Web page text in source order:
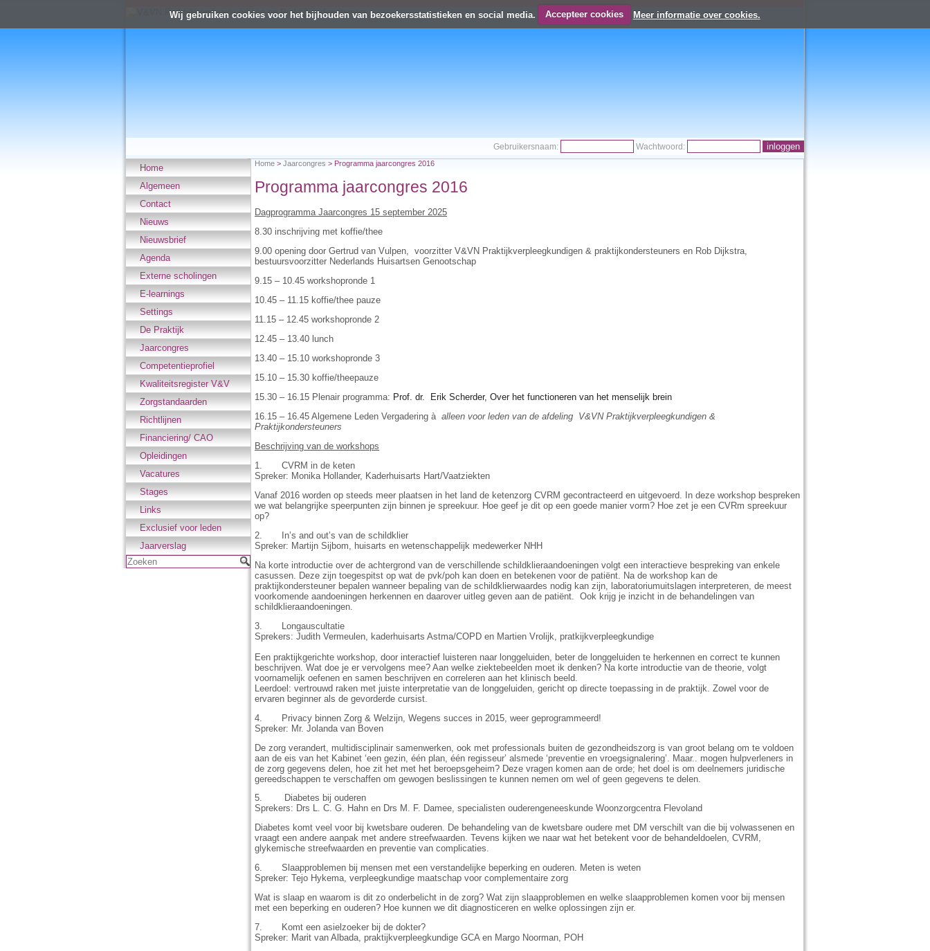
Wij gebruiken cookies voor het bijhouden van bezoekersstatistieken en social media. Accepteer cookies Meer informatie over cookies.
Gebruikersnaam: Wachtwoord:
Home
Algemeen
Contact
Nieuws
Nieuwsbrief
Agenda
Externe scholingen
E-learnings
Settings
De Praktijk
Jaarcongres
Competentieprofiel
Kwaliteitsregister V&V
Zorgstandaarden
Richtlijnen
Financiering/ CAO
Opleidingen
Vacatures
Stages
Links
Exclusief voor leden
Jaarverslag
Zoeken
Home > Jaarcongres > Programma jaarcongres 2016
Programma jaarcongres 2016
Dagprogramma Jaarcongres 15 september 2025
8.30 inschrijving met koffie/thee
9.00 opening door Gertrud van Vulpen, voorzitter V&VN Praktijkverpleegkundigen & praktijkondersteuners en Rob Dijkstra,
bestuursvoorzitter Nederlands Huisartsen Genootschap
9.15 – 10.45 workshopronde 1
10.45 – 11.15 koffie/thee pauze
11.15 – 12.45 workshopronde 2
12.45 – 13.40 lunch
13.40 – 15.10 workshopronde 3
15.10 – 15.30 koffie/theepauze
15.30 – 16.15 Plenair programma: Prof. dr. Erik Scherder, Over het functioneren van het menselijk brein
16.15 – 16.45 Algemene Leden Vergadering à alleen voor leden van de afdeling V&VN Praktijkverpleegkundigen &
Praktijkondersteuners
Beschrijving van de workshops
1. CVRM in de keten
Spreker: Monika Hollander, Kaderhuisarts Hart/Vaatziekten
Vanaf 2016 worden op steeds meer plaatsen in het land de ketenzorg CVRM gecontracteerd en uitgevoerd. In deze workshop bespreken
we wat belangrijke speerpunten zijn binnen je spreekuur. Hoe geef je dit op een goede manier vorm? Hoe zet je een CVRm spreekuur
op?
2. In’s and out’s van de schildklier
Spreker: Martijn Sijbom, huisarts en wetenschappelijk medewerker NHH
Na korte introductie over de achtergrond van de verschillende schildklieraandoeningen volgt een interactieve bespreking van enkele
casussen. Deze zijn toegespitst op wat de pvk/poh kan doen en betekenen voor de patiënt. Na de workshop kan de
praktijkondersteuner bepalen wanneer bepaling van de schildklierwaardes nodig kan zijn, laboratoriumuitslagen interpreteren, de meest
voorkomende aandoeningen herkennen en daarover uitleg geven aan de patiënt. Ook krijg je inzicht in de behandelingen van
schildklieraandoeningen.
3. Longauscultatie
Sprekers: Judith Vermeulen, kaderhuisarts Astma/COPD en Martien Vrolijk, pratkijkverpleegkundige
Een praktijkgerichte workshop, door interactief luisteren naar longgeluiden, beter de longgeluiden te herkennen en correct te kunnen
beschrijven. Wat doe je er vervolgens mee? Aan welke ziektebeelden moet ik denken? Na korte introductie van de theorie, volgt
voornamelijk oefenen en samen beschrijven en correleren aan het klinisch beeld.
Leerdoel: vertrouwd raken met juiste interpretatie van de longgeluiden, gericht op directe toepassing in de praktijk. Zowel voor de
ervaren beginner als de gevorderde cursist.
4. Privacy binnen Zorg & Welzijn, Wegens succes in 2015, weer geprogrammeerd!
Spreker: Mr. Jolanda van Boven
De zorg verandert, multidisciplinair samenwerken, ook met professionals buiten de gezondheidszorg is van groot belang om te voldoen
aan de eis van het Kabinet ‘een gezin, één plan, één regisseur’ alsmede ‘preventie en vroegsignalering’. Maar.. mogen hulpverleners in
de zorg gegevens delen, hoe zit het met het beroepsgeheim? Deze vragen komen aan de orde; het doel is om deelnemers juridische
gereedschappen te verschaffen om gewogen beslissingen te kunnen nemen om wel of geen gegevens te delen.
5. Diabetes bij ouderen
Sprekers: Drs L. C. G. Hahn en Drs M. F. Damee, specialisten ouderengeneeskunde Woonzorgcentra Flevoland
Diabetes komt veel voor bij kwetsbare ouderen. De behandeling van de kwetsbare oudere met DM verschilt van die bij volwassenen en
vraagt een andere aanpak met andere streefwaarden. Tevens kijken we naar wat het betekent voor de behandeldoelen, CVRM,
glykemische streefwaarden en preventie van complicaties.
6. Slaapproblemen bij mensen met een verstandelijke beperking en ouderen. Meten is weten
Spreker: Tejo Hykema, verpleegkundige maatschap voor complementaire zorg
Wat is slaap en waarom is dit zo onderbelicht in de zorg? Wat zijn slaapproblemen en welke slaapproblemen komen voor bij mensen
met een beperking en ouderen? Hoe kunnen we dit diagnosticeren en welke oplossingen zijn er.
7. Komt een asielzoeker bij de dokter?
Spreker: Marit van Albada, praktijkverpleegkundige GCA en Margo Noorman, POH